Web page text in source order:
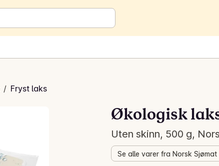
/ Fryst laks
Økologisk
Uten skinn, 500 g,
Se alle varer fra Norsk Sjømat